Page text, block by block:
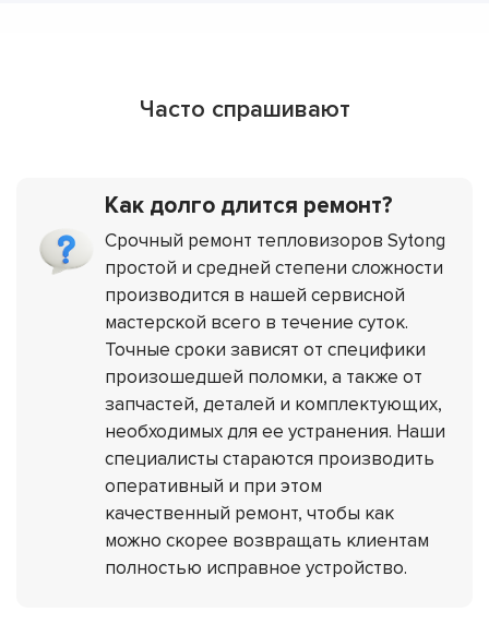
Часто спрашивают
Как долго длится ремонт?
Срочный ремонт тепловизоров Sytong
простой и средней степени сложности
производится в нашей сервисной
мастерской всего в течение суток.
Точные сроки зависят от специфики
произошедшей поломки, а также от
запчастей, деталей и комплектующих,
необходимых для ее устранения. Наши
специалисты стараются производить
оперативный и при этом
качественный ремонт, чтобы как
можно скорее возвращать клиентам
полностью исправное устройство.